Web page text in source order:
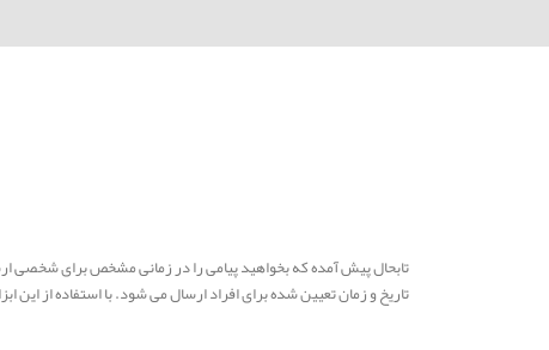
تابحال پیش آمده که بخواهید پیامی را در زمانی مشخص برای شخصی
تاریخ و زمان تعیین شده برای افراد ارسال می شود. با استفاده از این